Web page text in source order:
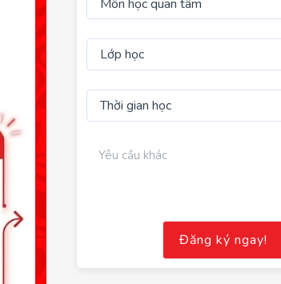
Đăng ký ngay!